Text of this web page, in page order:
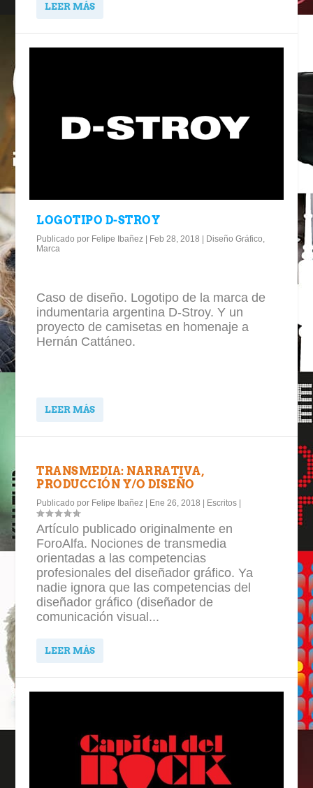
LEER MÁS
LOGOTIPO D-STROY
Publicado por Felipe Ibañez | Feb 28, 2018 | Diseño Gráfico
Marca
Caso de diseño. Logotipo de la marca de
indumentaria argentina D-Stroy. Y un
proyecto de camisetas en homenaje a
Hernán Cattáneo.
LEER MÁS
TRANSMEDIA: NARRATIVA,
PRODUCCIÓN Y/O DISEÑO
Publicado por Felipe Ibañez Ene 26, 2018 Escritos
Artículo publicado originalmente en
ForoAlfa. Nociones de transmedia
orientadas a las competencias
profesionales del diseñador gráfico. Ya
nadie ignora que las competencias del
diseñador gráfico (diseñador de
comunicación visual...
LEER MÁS